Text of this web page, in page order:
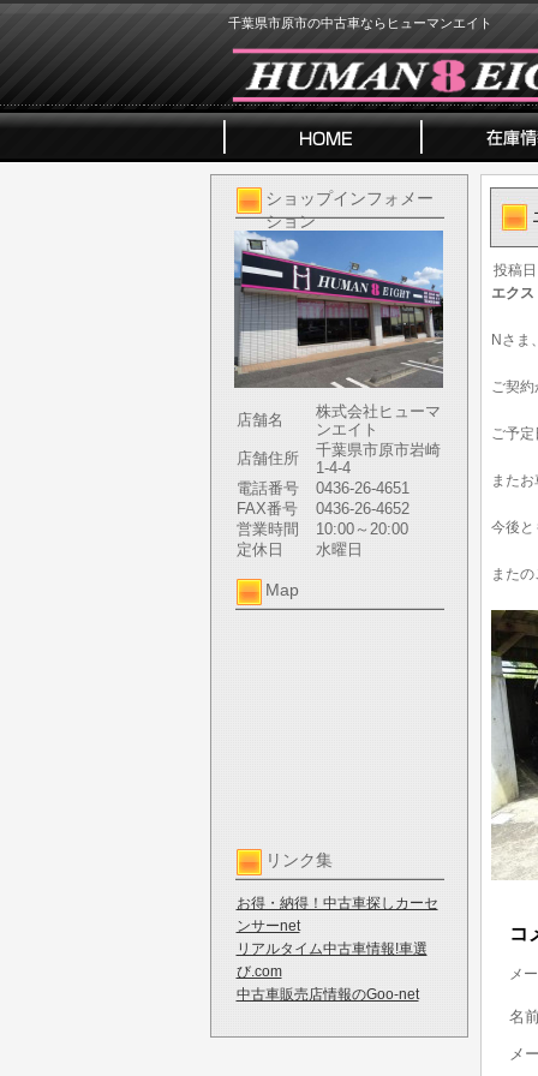
千葉県市原市の中古車ならヒューマンエイト
ショップインフォメー
ション
店舗名
株式会社ヒューマ
ンエイト
店舗住所
千葉県市原市岩崎
1-4-4
電話番号
0436-26-4651
FAX番号
0436-26-4652
営業時間
10:00～20:00
定休日
水曜日
Map
リンク集
お得・納得！中古車探しカーセ
ンサーnet
リアルタイム中古車情報!車選
び.com
中古車販売店情報のGoo-net
投稿日
エク
Nさま
ご契
ご予
また
今後と
また
コ
メ
名
メ